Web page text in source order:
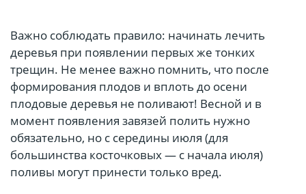
Важно соблюдать правило: начинать лечить
деревья при появлении первых же тонких
трещин. Не менее важно помнить, что после
формирования плодов и вплоть до осени
плодовые деревья не поливают! Весной и в
момент появления завязей полить нужно
обязательно, но с середины июля (для
большинства косточковых — с начала июля)
поливы могут принести только вред.